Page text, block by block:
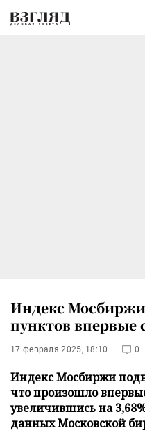
Индекс
пунктов впервые
17 февраля 2025, 18:10 0
Индекс Мосбиржи
что произошло
увеличившись на
данных Московской